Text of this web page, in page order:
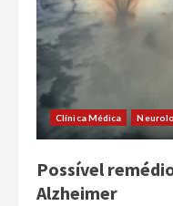
Clínica Médica
Possível
Alzheimer